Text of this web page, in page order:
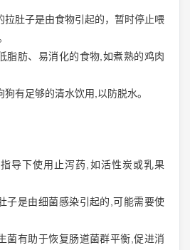
拉肚子是由食物引起的，暂时停止喂
脂肪、易消化的食物,如煮熟的鸡肉
狗有足够的清水饮用,以防脱水。
导下使用止泻药,如活性炭或乳果
子是由细菌感染引起的,可能需要使
菌有助于恢复肠道菌群平衡,促进消